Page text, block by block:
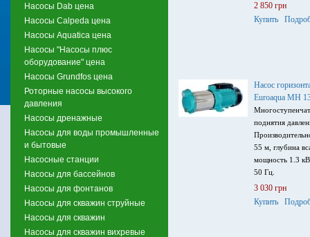
Насосы Dab цена
Насосы Calpeda цена
Насосы Aquatica цена
Насосы "Насосы плюс
оборудование" цена
Насосы Grundfos цена
Роторные насосы высокого
давления
Насосы дренажные
Насосы для воды промышленные
и бытовые
Насосные станции
Насосы для бассейнов
Насосы для фонтанов
Насосы для скважин струйные
Насосы для скважин
Насосы для скважин вихревые
2 850 грн
Купить
Насос
Euroaqua MH
поднятия
55 м, глубина
мощность 1.3
50 Гц.
3 030 грн
Купить